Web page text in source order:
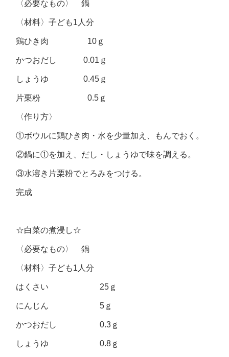
〈必要なもの〉 鍋
〈材料〉子ども1人分
鶏ひき肉 10ｇ
かつおだし 0.01ｇ
しょうゆ 0.45ｇ
片栗粉 0.5ｇ
〈作り方〉
①ボウルに鶏ひき肉・水を少量加え、もんでおく。
②鍋に①を加え、だし・しょうゆで味を調える。
③水溶き片栗粉でとろみをつける。
完成
☆白菜の煮浸し☆
〈必要なもの〉 鍋
〈材料〉子ども1人分
はくさい 25ｇ
にんじん 5ｇ
かつおだし 0.3ｇ
しょうゆ 0.8ｇ